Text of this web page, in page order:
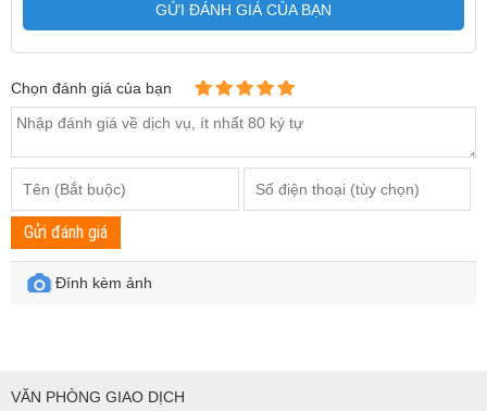
GỬI ĐÁNH GIÁ CỦA BẠN
Chọn đánh giá của bạn
Gửi đánh giá
Đính kèm ảnh
VĂN PHÒNG GIAO DỊCH